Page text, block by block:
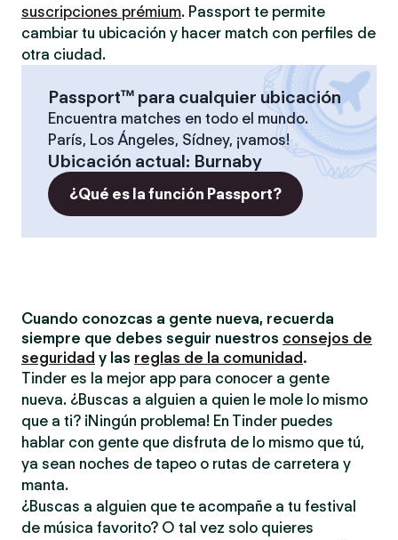
suscripciones prémium. Passport te permite
cambiar tu ubicación y hacer match con perfiles de
otra ciudad.
Passport™ para cualquier ubicación
Encuentra matches en todo el mundo.
París, Los Ángeles, Sídney, ¡vamos!
Ubicación actual: Burnaby
¿Qué es la función Passport?
Cuando conozcas a gente nueva, recuerda
siempre que debes seguir nuestros consejos de
seguridad y las reglas de la comunidad .
Tinder es la mejor app para conocer a gente
nueva. ¿Buscas a alguien a quien le mole lo mismo
que a ti? ¡Ningún problema! En Tinder puedes
hablar con gente que disfruta de lo mismo que tú,
ya sean noches de tapeo o rutas de carretera y
manta.
¿Buscas a alguien que te acompañe a tu festival
de música favorito? O tal vez solo quieres